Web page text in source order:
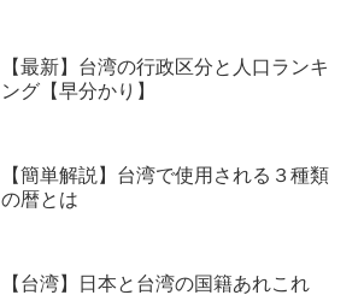
【最新】台湾の行政区分と人口ランキ
ング【早分かり】
【簡単解説】台湾で使用される３種類
の暦とは
【台湾】日本と台湾の国籍あれこれ